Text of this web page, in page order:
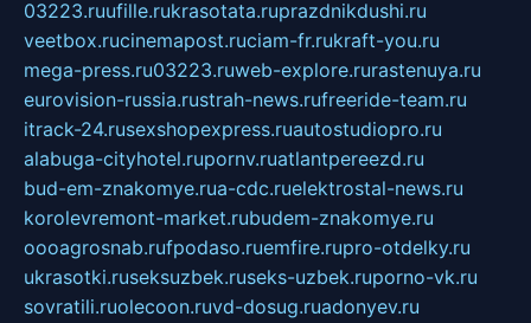
03223.ruufille.rukrasotata.ruprazdnikdushi.ru
veetbox.rucinemapost.ruciam-fr.rukraft-you.ru
mega-press.ru03223.ruweb-explore.rurastenuya.ru
eurovision-russia.rustrah-news.rufreeride-team.ru
itrack-24.rusexshopexpress.ruautostudiopro.ru
alabuga-cityhotel.rupornv.ruatlantpereezd.ru
bud-em-znakomye.rua-cdc.ruelektrostal-news.ru
korolevremont-market.rubudem-znakomye.ru
oooagrosnab.rufpodaso.ruemfire.rupro-otdelky.ru
ukrasotki.ruseksuzbek.ruseks-uzbek.ruporno-vk.ru
sovratili.ruolecoon.ruvd-dosug.ruadonyev.ru